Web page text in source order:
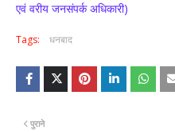
एवं वरीय जनसंपर्क अधिकारी)
Tags: धनबाद
पुराने